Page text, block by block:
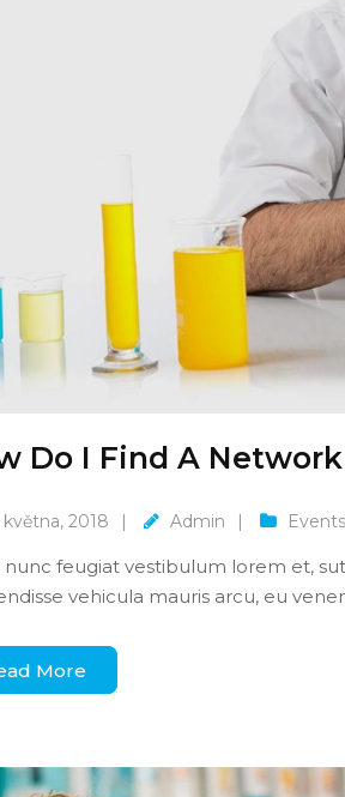
Do I Find A
2018 Admin Events
nunc feugiat vestibulum lorem et,
vehicula mauris arcu, eu
More